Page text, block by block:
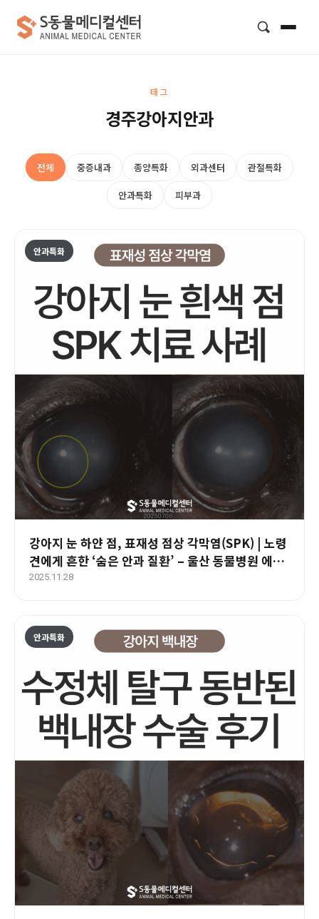
태그
경주강아지안과
전체 중증내과 종양특화 외과센터 관절특화
안과특화 피부과
안과특화
강아지 눈 하얀 점, 표재성 점상 각막염(SPK) | 노령
견에게 흔한 ‘숨은 안과 질환’ – 울산 동물병원 에스
동물메디컬센터 안과
2025.11.28
안과특화